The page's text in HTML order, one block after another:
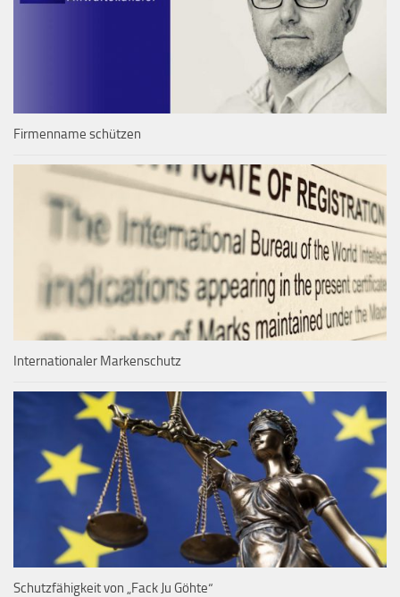
Firmenname schützen
Internationaler Markenschutz
Schutzfähigkeit von „Fack Ju Göhte“